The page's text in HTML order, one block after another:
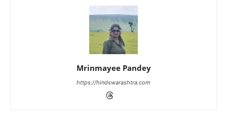
Mrinmayee Pandey
https://hindswarashtra.com